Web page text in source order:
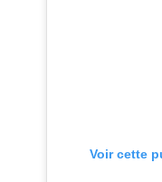
Voir cette